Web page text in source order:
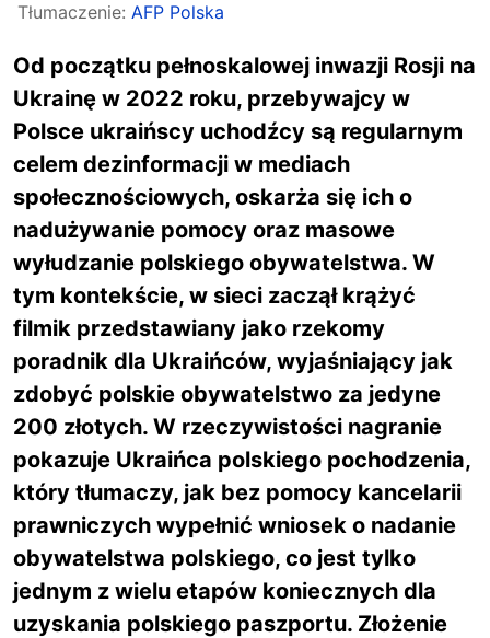
Tłumaczenie: AFP Polska
Od początku pełnoskalowej inwazji Rosji na
Ukrainę w 2022 roku, przebywajcy w
Polsce ukraińscy uchodźcy są regularnym
celem dezinformacji w mediach
społecznościowych, oskarża się ich o
nadużywanie pomocy oraz masowe
wyłudzanie polskiego obywatelstwa. W
tym kontekście, w sieci zaczął krążyć
filmik przedstawiany jako rzekomy
poradnik dla Ukraińców, wyjaśniający jak
zdobyć polskie obywatelstwo za jedyne
200 złotych. W rzeczywistości nagranie
pokazuje Ukraińca polskiego pochodzenia,
który tłumaczy, jak bez pomocy kancelarii
prawniczych wypełnić wniosek o nadanie
obywatelstwa polskiego, co jest tylko
jednym z wielu etapów koniecznych dla
uzyskania polskiego paszportu. Złożenie